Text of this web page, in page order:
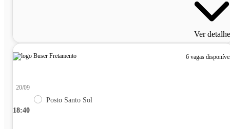
Ver
6 vagas
18:40
20/09
Posto Santo Sol